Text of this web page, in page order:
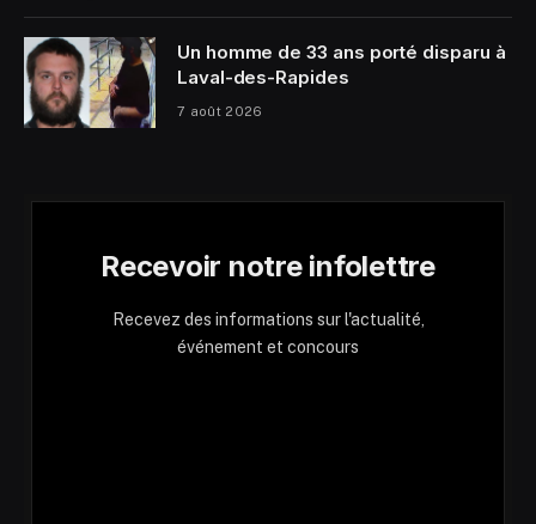
Un homme de 33 ans porté disparu à
Laval-des-Rapides
7 août 2026
Recevoir notre infolettre
Recevez des informations sur l'actualité,
événement et concours